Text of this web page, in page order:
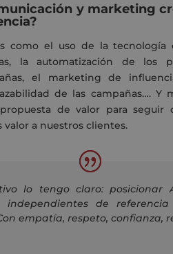
y marketing
como el uso de latecnología
, la automatización de los
el marketing de
de las campañas….Y
de valor para seguir
valor a nuestros clientes.
lo tengo claro: posicionar
independientes de
empatía, respeto, confianza,